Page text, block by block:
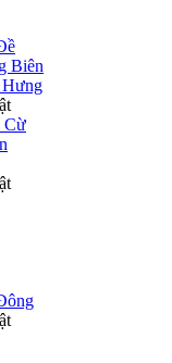
Biên
Hưng
Cừ